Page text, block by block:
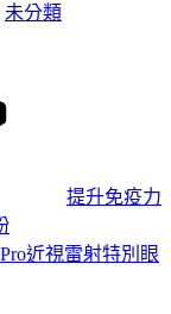
未分類
提升免疫力
近視雷射特別眼